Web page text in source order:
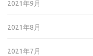
2021年9月
2021年8月
2021年7月